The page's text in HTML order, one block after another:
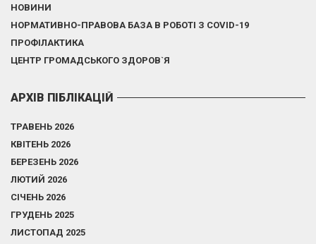
НОВИНИ
НОРМАТИВНО-ПРАВОВА БАЗА В РОБОТІ З COVID-19
ПРОФІЛАКТИКА
ЦЕНТР ГРОМАДСЬКОГО ЗДОРОВ`Я
АРХІВ ПІБЛІКАЦІЙ
ТРАВЕНЬ 2026
КВІТЕНЬ 2026
БЕРЕЗЕНЬ 2026
ЛЮТИЙ 2026
СІЧЕНЬ 2026
ГРУДЕНЬ 2025
ЛИСТОПАД 2025